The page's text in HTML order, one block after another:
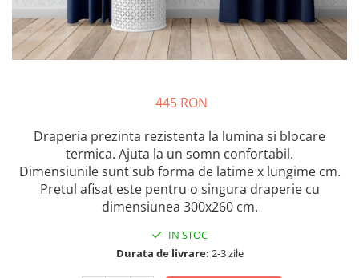
445 RON
Draperia prezinta rezistenta la lumina si blocare
termica. Ajuta la un somn confortabil.
Dimensiunile sunt sub forma de latime x lungime cm.
Pretul afisat este pentru o singura draperie cu
dimensiunea 300x260 cm.
IN STOC
Durata de livrare: 2-3 zile